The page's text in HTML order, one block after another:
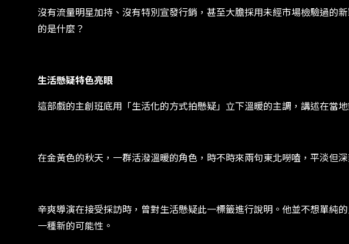
沒有流量明星加持、沒有特別宣發行銷，甚至大膽採用未經市場檢驗過的
的是什麼？
生活懸疑特色亮眼
這部戲的主創班底用「生活化的方式拍懸疑」立下溫暖的主調，講述在當
在金黃色的秋天，一群活潑溫暖的角色，時不時來兩句東北嘮嗑，平淡但
辛爽導演在接受採訪時，曾對生活懸疑此一標籤進行說明。他並不想單純
一種新的可能性。